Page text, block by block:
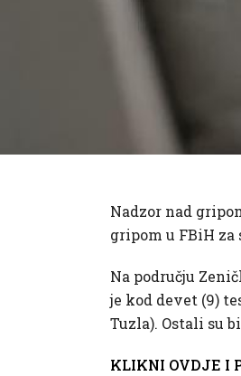
Nadzor nad
gripom u FBiH za
Na području
je kod devet (9)
Tuzla). Ostali su
KLIKNI OVDJE I